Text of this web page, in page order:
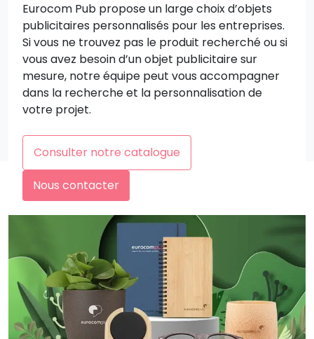
Eurocom Pub propose un large choix d’objets
publicitaires personnalisés pour les entreprises.
Si vous ne trouvez pas le produit recherché ou si
vous avez besoin d’un objet publicitaire sur
mesure, notre équipe peut vous accompagner
dans la recherche et la personnalisation de
votre projet.
Consulter notre catalogue
Nous contacter